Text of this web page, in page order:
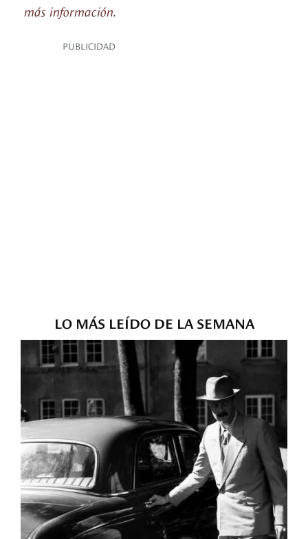
más información.
PUBLICIDAD
LO MÁS LEÍDO DE LA SEMANA